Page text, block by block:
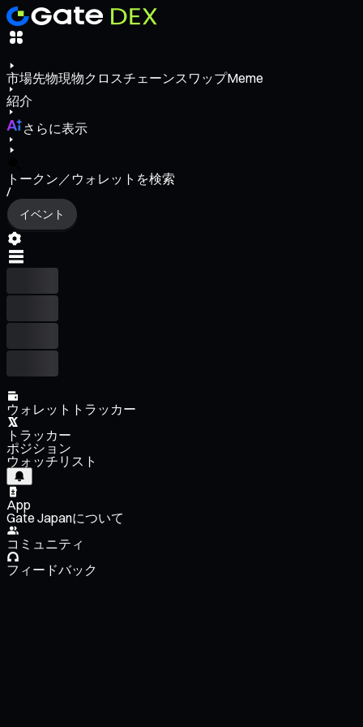
市場先物現物クロスチェーンスワップMeme
紹介
さらに表示
トークン／ウォレットを検索
/
イベント
ウォレットトラッカー
トラッカー
ポジション
ウォッチリスト
App
Gate Japanについて
コミュニティ
フィードバック